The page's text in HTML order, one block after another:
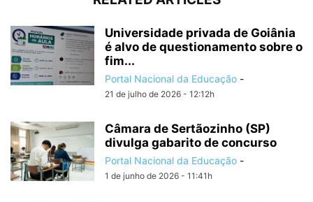
Universidade privada de Goiânia
é alvo de questionamento sobre o
fim...
Portal Nacional da Educação -
21 de julho de 2026 - 12:12h
Câmara de Sertãozinho (SP)
divulga gabarito de concurso
Portal Nacional da Educação -
1 de junho de 2026 - 11:41h